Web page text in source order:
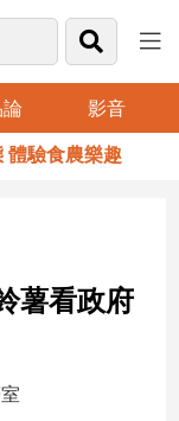
論 影音
食農樂趣
薯看政府